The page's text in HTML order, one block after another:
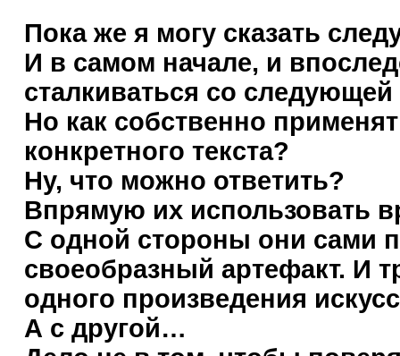
Пока же я могу сказать
И в самом начале, и
сталкиваться со
Но как собственно
конкретного текста?
Ну, что можно ответить?
Впрямую их использовать
С одной стороны они сами
своеобразный артефакт. И
одного произведения
А с другой…